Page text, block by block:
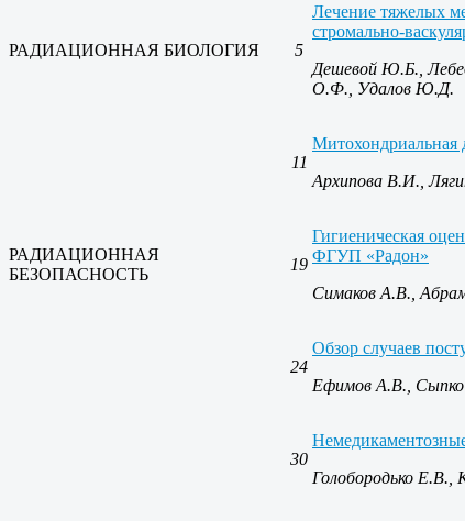
РАДИАЦИОННАЯ БИОЛОГИЯ 5
Лечение тяжелых
стромально-
Дешевой Ю.Б.,
О.Ф., Удалов Ю.Д.
11
Митохондриальная
Архипова В.И.,
РАДИАЦИОННАЯ
БЕЗОПАСНОСТЬ
19
Гигиеническая
ФГУП «Радон»
Симаков А.В.,
24
Обзор случаев
Ефимов А.В., Сыпко
30
Голобородько